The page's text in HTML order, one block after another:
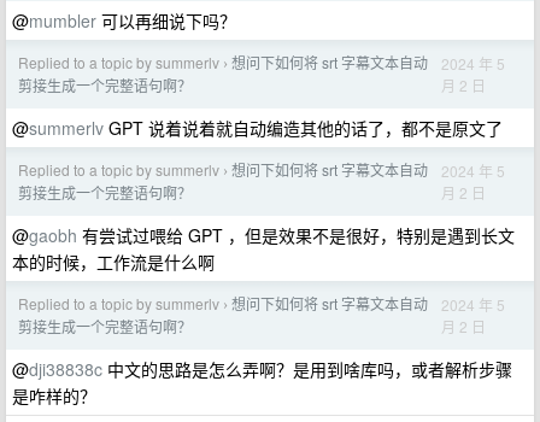
@mumbler 可以再细说下吗？
Replied to a topic by summerlv › 想问下如何将 srt 字幕文本自动
剪接生成一个完整语句啊？
2024 年 5
月 2 日
@summerlv GPT 说着说着就自动编造其他的话了，都不是原文了
Replied to a topic by summerlv › 想问下如何将 srt 字幕文本自动
剪接生成一个完整语句啊？
2024 年 5
月 2 日
@gaobh 有尝试过喂给 GPT ，但是效果不是很好，特别是遇到长文
本的时候，工作流是什么啊
Replied to a topic by summerlv › 想问下如何将 srt 字幕文本自动
剪接生成一个完整语句啊？
2024 年 5
月 2 日
@dji38838c 中文的思路是怎么弄啊？是用到啥库吗，或者解析步骤
是咋样的？